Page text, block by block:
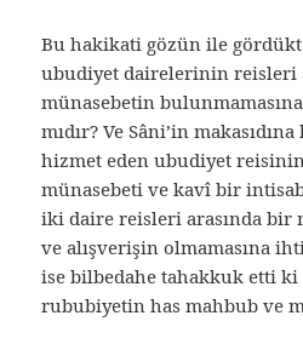
Bu hakikati gözün ile
ubudiyet dairelerinin reisleri
münasebetin
mıdır? Ve Sâni’in
hizmet eden ubudiyet
münasebeti ve kavî bir
iki daire reisleri arasında bir
ve alışverişin olmamasına
ise bilbedahe tahakkuk etti
rububiyetin has mahbub ve